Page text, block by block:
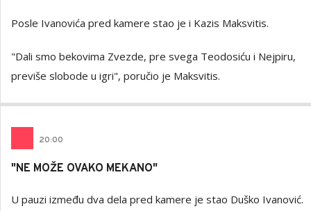
Posle Ivanovića pred kamere stao je i Kazis Maksvitis.
"Dali smo bekovima Zvezde, pre svega Teodosiću i Nejpiru,
previše slobode u igri", poručio je Maksvitis.
20:00
"NE MOŽE OVAKO MEKANO"
U pauzi između dva dela pred kamere je stao Duško Ivanović.